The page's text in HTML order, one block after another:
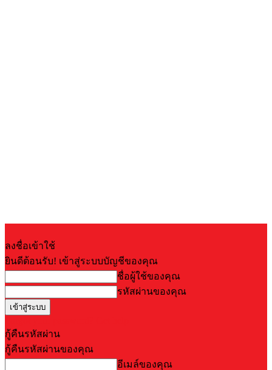
ลงชื่อเข้าใช้
ยินดีต้อนรับ! เข้าสู่ระบบบัญชีของคุณ
ชื่อผู้ใช้ของคุณ
รหัสผ่านของคุณ
กู้คืนรหัสผ่าน
กู้คืนรหัสผ่านของคุณ
อีเมล์ของคุณ